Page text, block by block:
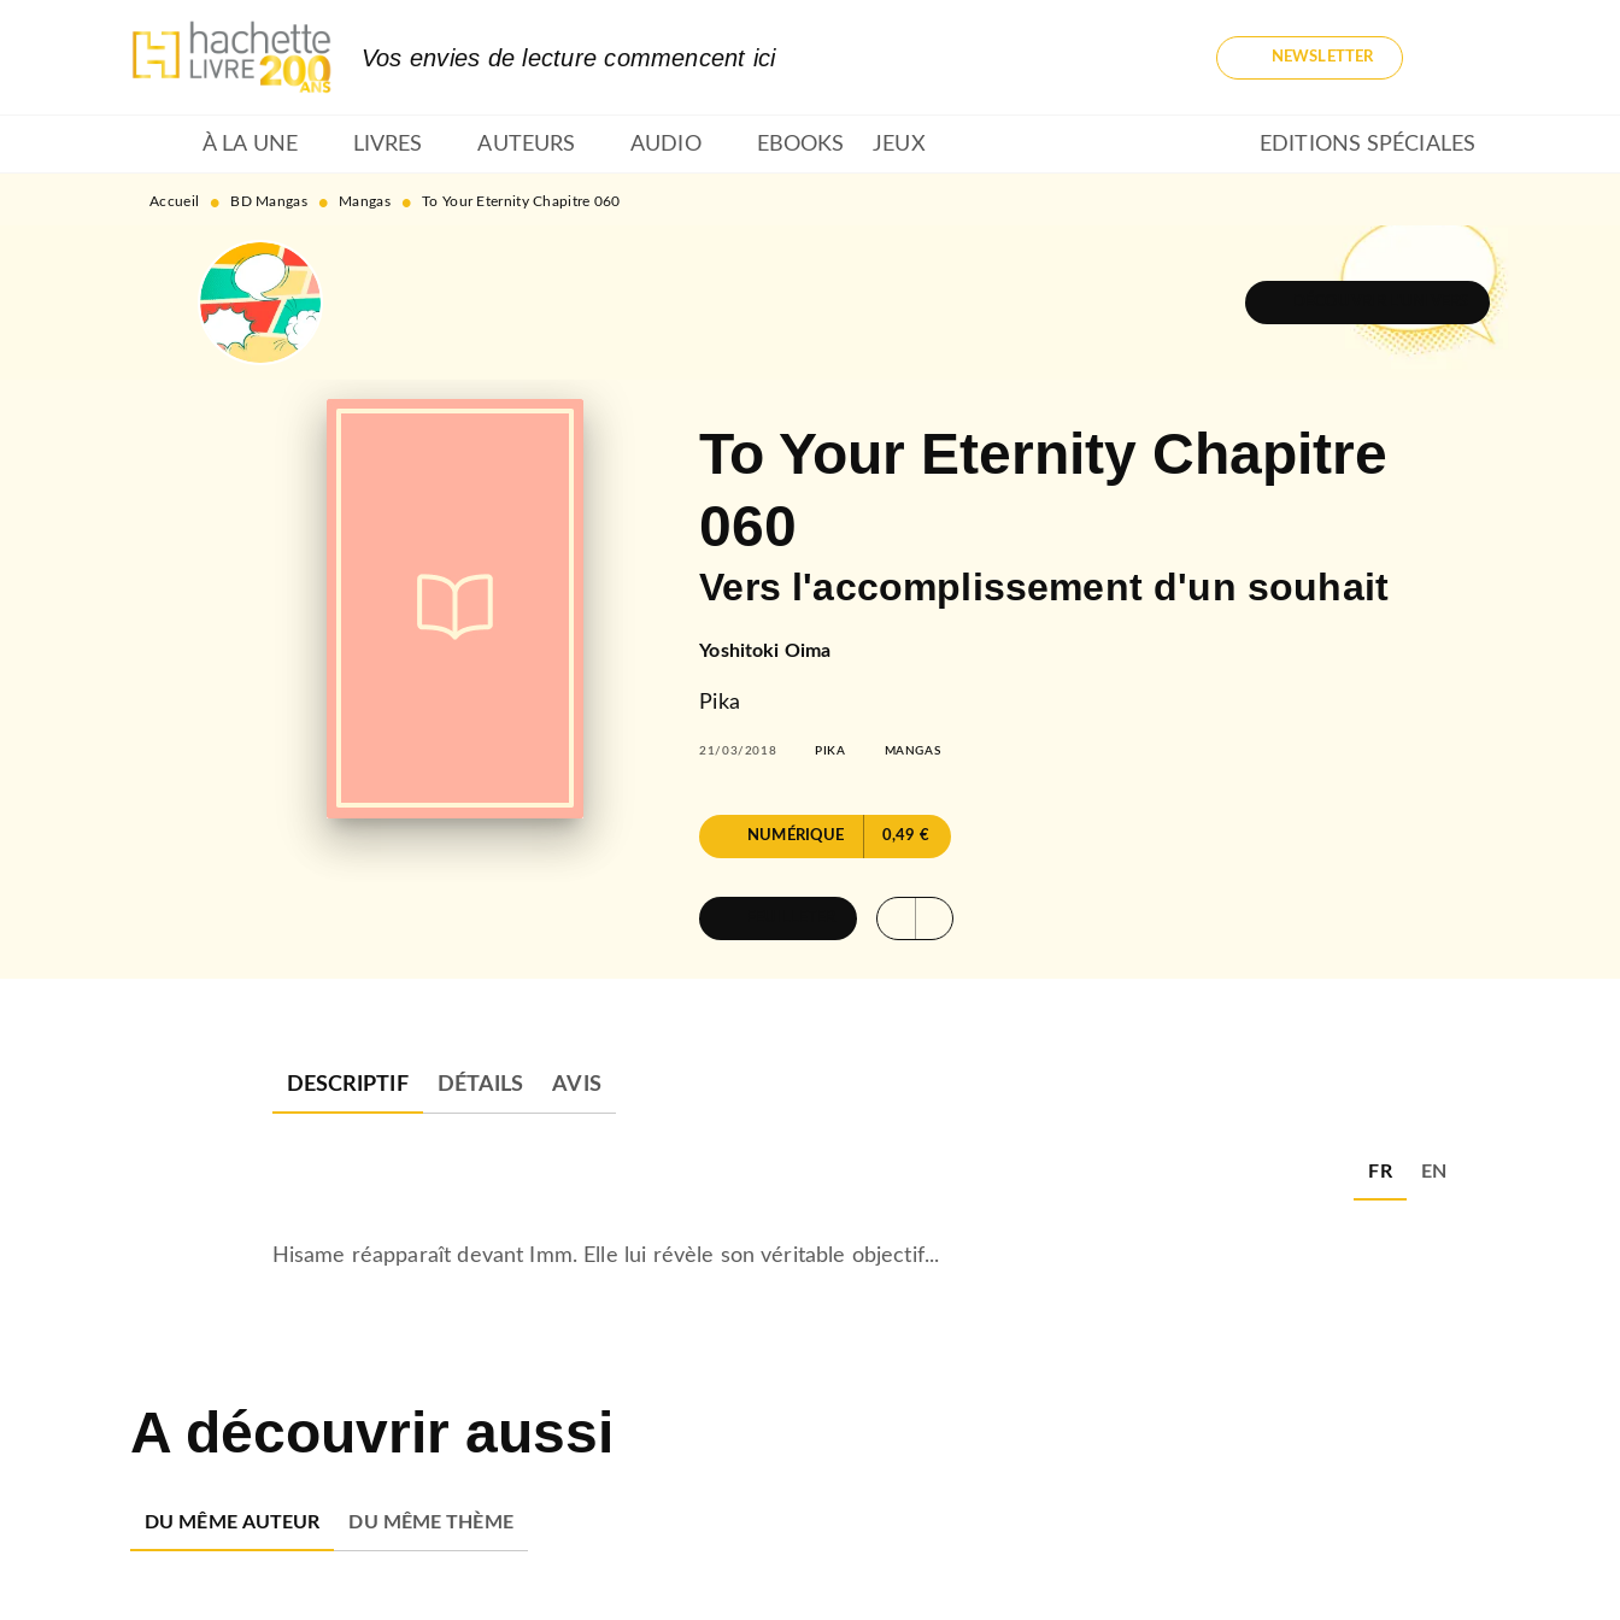
MENU RECHERCHE
Vos envies de lecture commencent ici NEWSLETTER
À LA UNE LIVRES AUTEURS AUDIO EBOOKS JEUX EDITIONS SPÉCIALES
Accueil • BD Mangas • Mangas • To Your Eternity Chapitre 060
To Your Eternity Chapitre
060
Vers l'accomplissement d'un souhait
Yoshitoki Oima
Pika
21/03/2018 PIKA MANGAS
NUMÉRIQUE 0,49 €
DESCRIPTIF DÉTAILS AVIS
FR EN
Hisame réapparaît devant Imm. Elle lui révèle son véritable objectif...
A découvrir aussi
DU MÊME AUTEUR DU MÊME THÈME